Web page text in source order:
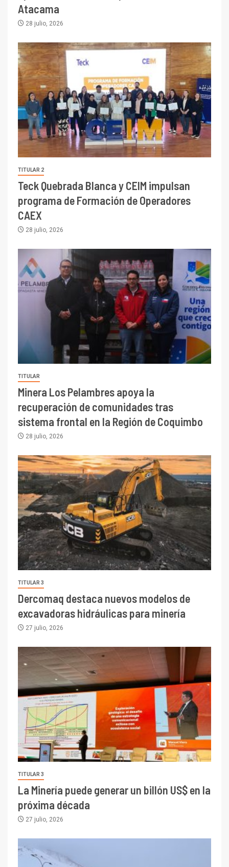
Atacama
28 julio, 2026
TITULAR 2
Teck Quebrada Blanca y CEIM impulsan
programa de Formación de Operadores
CAEX
28 julio, 2026
TITULAR
Minera Los Pelambres apoya la
recuperación de comunidades tras
sistema frontal en la Región de Coquimbo
28 julio, 2026
TITULAR 3
Dercomaq destaca nuevos modelos de
excavadoras hidráulicas para minería
27 julio, 2026
TITULAR 3
La Minería puede generar un billón US$ en la
próxima década
27 julio, 2026